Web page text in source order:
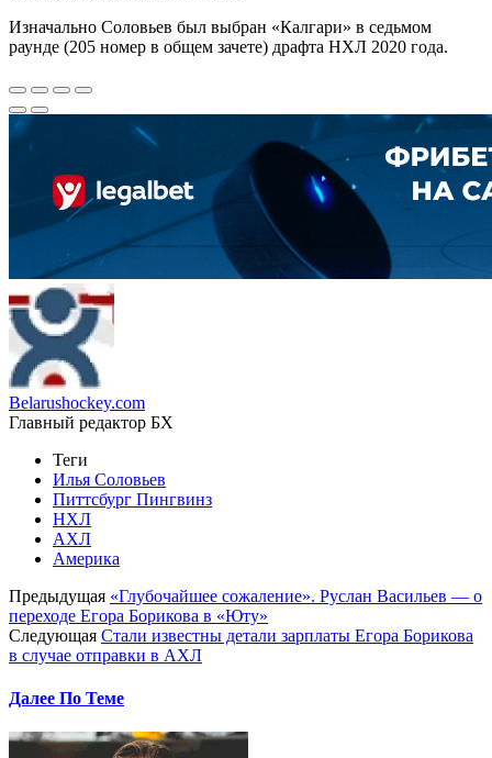
Изначально Соловьев был выбран «Калгари» в седьмом
раунде (205 номер в общем зачете) драфта НХЛ 2020 года.
Belarushockey.com
Главный редактор БХ
Теги
Илья Соловьев
Питтсбург Пингвинз
НХЛ
АХЛ
Америка
Предыдущая «Глубочайшее сожаление». Руслан Васильев — о
переходе Егора Борикова в «Юту»
Следующая Стали известны детали зарплаты Егора Борикова
в случае отправки в АХЛ
Далее По Теме